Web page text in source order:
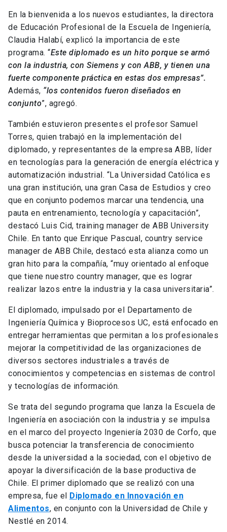
En la bienvenida a los nuevos estudiantes, la directora
de Educación Profesional de la Escuela de Ingeniería,
Claudia Halabí, explicó la importancia de este
programa. “Este diplomado es un hito porque se armó
con la industria, con Siemens y con ABB, y tienen una
fuerte componente práctica en estas dos empresas”.
Además, “los contenidos fueron diseñados en
conjunto”, agregó.
También estuvieron presentes el profesor Samuel
Torres, quien trabajó en la implementación del
diplomado, y representantes de la empresa ABB, líder
en tecnologías para la generación de energía eléctrica y
automatización industrial. “La Universidad Católica es
una gran institución, una gran Casa de Estudios y creo
que en conjunto podemos marcar una tendencia, una
pauta en entrenamiento, tecnología y capacitación”,
destacó Luis Cid, training manager de ABB University
Chile. En tanto que Enrique Pascual, country service
manager de ABB Chile, destacó esta alianza como un
gran hito para la compañía, “muy orientado al enfoque
que tiene nuestro country manager, que es lograr
realizar lazos entre la industria y la casa universitaria”.
El diplomado, impulsado por el Departamento de
Ingeniería Química y Bioprocesos UC, está enfocado en
entregar herramientas que permitan a los profesionales
mejorar la competitividad de las organizaciones de
diversos sectores industriales a través de
conocimientos y competencias en sistemas de control
y tecnologías de información.
Se trata del segundo programa que lanza la Escuela de
Ingeniería en asociación con la industria y se impulsa
en el marco del proyecto Ingeniería 2030 de Corfo, que
busca potenciar la transferencia de conocimiento
desde la universidad a la sociedad, con el objetivo de
apoyar la diversificación de la base productiva de
Chile. El primer diplomado que se realizó con una
empresa, fue el Diplomado en Innovación en
Alimentos, en conjunto con la Universidad de Chile y
Nestlé en 2014.